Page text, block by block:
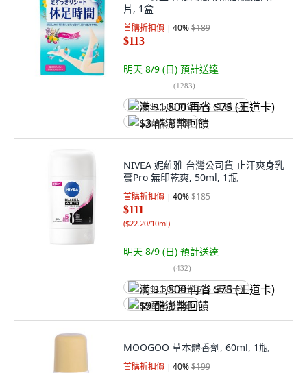
片, 1盒
首購折扣價 40%$189
$113
明天 8/9 (日) 預計送達
(1283)
满 $1,500 再省 $75 (王道卡)
$3 酷澎幣回饋
NIVEA 妮維雅 台灣公司貨 止汗爽身乳
膏Pro 無印乾爽, 50ml, 1瓶
首購折扣價 40%$185
$111
($22.20/10ml)
明天 8/9 (日) 預計送達
(432)
满 $1,500 再省 $75 (王道卡)
$9 酷澎幣回饋
MOOGOO 草本體香劑, 60ml, 1瓶
首購折扣價 40%$199